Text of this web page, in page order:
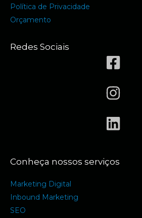
Política de Privacidade
Orçamento
Redes Sociais
Conheça nossos serviços
Marketing Digital
Inbound Marketing
SEO